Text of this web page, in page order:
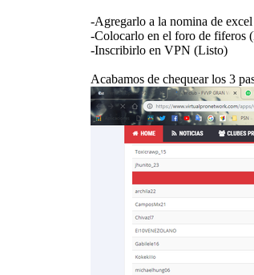
-Agregarlo a la nomina de
-Colocarlo en el foro de fiferos
-Inscribirlo en VPN (Listo)
Acabamos de chequear los 3